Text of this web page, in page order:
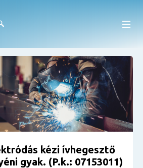
kézi ívhegesztő
gyak. (P.k.: 07153011)